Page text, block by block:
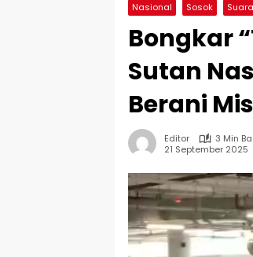
Nasional Sosok
Bongkar
Sutan
Berani
Editor
3 Min
21 September 2025